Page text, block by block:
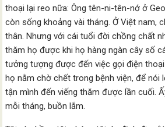
thoại lại reo nữa: Ông tên-ni-tên-nớ ở
còn sống khoảng vài tháng. Ở Việt nam,
thân. Nhưng với cái tuổi đời chồng chất
thăm họ được khi họ hàng ngàn cây số
tưởng tượng được đến việc gọi điện
họ nằm chờ chết trong bệnh viện, để nói
tận mình đến viếng thăm được lần cuối.
mỗi tháng, buồn lắm.